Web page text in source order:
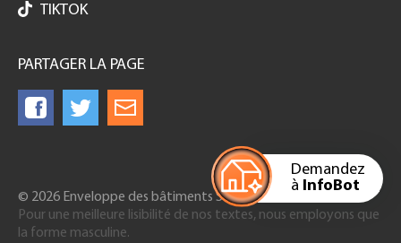
Demandez
à InfoBot
TIKTOK
PARTAGER LA PAGE
© 2026 Enveloppe des bâtiments Suisse
Pour une meilleure lisibilité de nos textes, nous employons que
la forme masculine.